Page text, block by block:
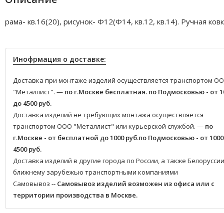
рама- кв.16(20), рисунок- Ф12(Ф14, кв.12, кв.14). Ручная
Инофрмация о доставке:
Доставка при монтаже изделий осуществляется транспортом
"Металлист". — по г.Москве бесплатная. по Подмосковью - от
до 4500 руб.
Доставка изделий не требующих монтажа осуществляется
транспортом ООО "Металлист" или курьерской службой. — по
г.Москве - от бесплатной до 1000 руб.по Подмосковью - от
4500 руб.
Доставка изделий в другие города по России, а также
ближнему зарубежью транспортными компаниями
Самовывоз -- Самовывоз изделий возможен из офиса или с
территории производства в Москве.